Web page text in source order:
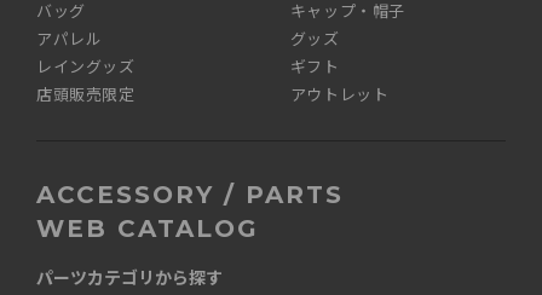
バッグ
キャップ・帽子
アパレル
グッズ
レイングッズ
ギフト
店頭販売限定
アウトレット
ACCESSORY / PARTS
WEB CATALOG
パーツカテゴリから探す